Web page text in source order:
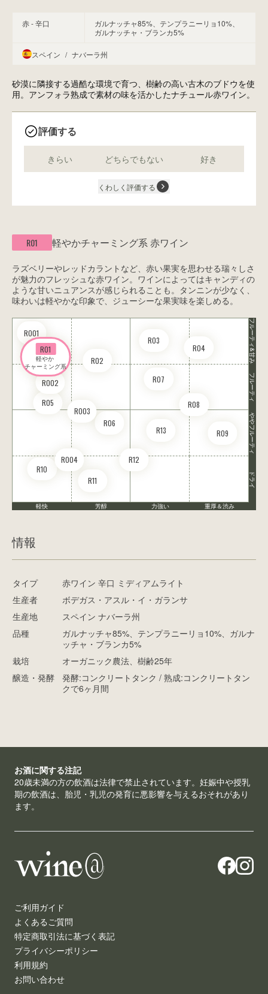
赤 - 辛口
ガルナッチャ85%、テンプラニーリョ10%、
ガルナッチャ・ブランカ5%
スペイン / ナバーラ州
砂漠に隣接する過酷な環境で育つ、樹齢の高い古木のブドウを使
用。アンフォラ熟成で素材の味を活かしたナチュール赤ワイン。
評価する
きらい どちらでもない 好き
くわしく評価する
R01 軽やかチャーミング系 赤ワイン
ラズベリーやレッドカラントなど、赤い果実を思わせる瑞々しさ
が魅力のフレッシュな赤ワイン。ワインによってはキャンディの
ような甘いニュアンスが感じられることも。タンニンが少なく、
味わいは軽やかな印象で、ジューシーな果実味を楽しめる。
R01
軽やか
チャーミング系
R02
R03
R04
R05
R06
R07
R08
R09
R10
R11
R12
R13
RO01
RO02
RO03
RO04
フルーティ&甘み
フルーティ
ややフルーティ
ドライ
軽快 芳醇 力強い 重厚＆渋み
情報
タイプ
赤ワイン 辛口 ミディアムライト
生産者
ボデガス・アスル・イ・ガランサ
生産地
スペイン ナバーラ州
品種
ガルナッチャ85%、テンプラニーリョ10%、ガルナ
ッチャ・ブランカ5%
栽培
オーガニック農法、樹齢25年
醸造・発酵
発酵:コンクリートタンク / 熟成:コンクリートタン
クで6ヶ月間
お酒に関する注記
20歳未満の方の飲酒は法律で禁止されています。妊娠中や授乳
期の飲酒は、胎児・乳児の発育に悪影響を与えるおそれがあり
ます。
ご利用ガイド
よくあるご質問
特定商取引法に基づく表記
プライバシーポリシー
利用規約
お問い合わせ